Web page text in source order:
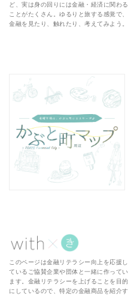
ど、実は身の回りには金融・経済に関わる
ことがたくさん。ゆるりと旅する感覚で、
金融を見たり、触れたり、考えてみよう。
このページは金融リテラシー向上を応援し
ているご協賛企業や団体と一緒に作ってい
ます。金融リテラシーを上げることを目的
にしているので、特定の金融商品を紹介す